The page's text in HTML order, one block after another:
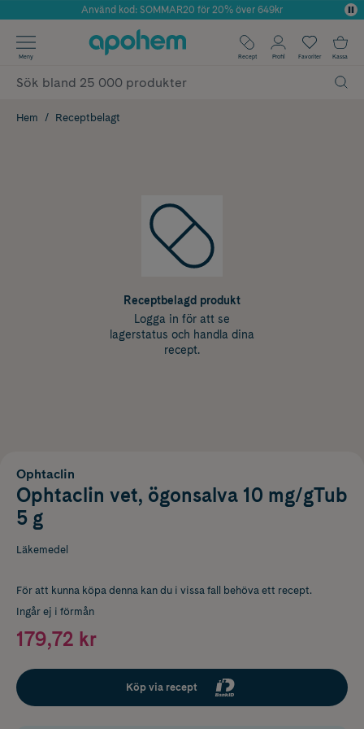
Årets Butik 2025 inom Skönhet
Använd kod: SOMMAR20 för 20% över 649kr
✓ Fri frakt
✓ Poäng på alla köp*
Meny Recept Profil Favoriter Kassa
Hem Receptbelagt
Receptbelagd produkt
Logga in för att se
lagerstatus och handla dina
recept.
Ophtaclin
Ophtaclin vet, ögonsalva 10 mg/gTub
5 g
Läkemedel
För att kunna köpa denna kan du i vissa fall behöva ett recept.
Ingår ej i förmån
179,72 kr
Köp via recept